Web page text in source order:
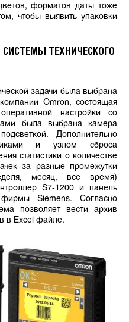
форматов даты тоже
чтобы выявить упаковки
СИСТЕМЫ ТЕХНИЧЕСКОГО
задачи была выбрана
Omron, состоящая
настройки со
была выбрана камера
Дополнительно
и узлом сброса
статистики о количестве
за разные промежутки
месяц, все время)
S7-1200 и панель
Siemens. Согласно
позволяет вести архив
в Excel файле.